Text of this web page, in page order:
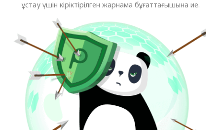
ұстау үшін кіріктірілген жарнама бұғаттағышына ие.